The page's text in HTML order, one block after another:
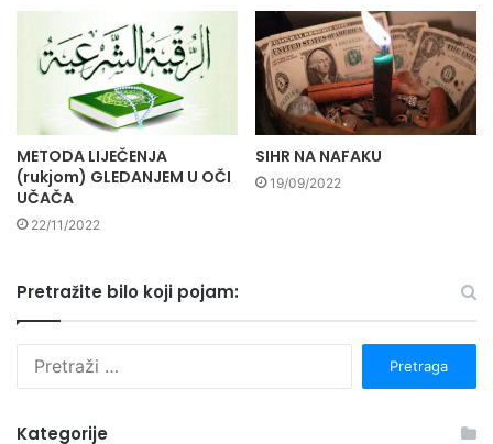
METODA LIJEČENJA
(rukjom) GLEDANJEM U OČI
UČAČA
22/11/2022
SIHR NA NAFAKU
19/09/2022
Pretražite bilo koji pojam:
Kategorije